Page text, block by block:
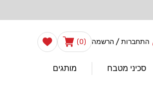
סכיני מטבח מותגים
התחברות/ הרשמה עֲגָלָה(0)
0
פריטים
הרשימה
שלי